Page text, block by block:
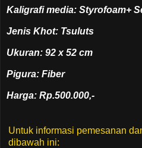
Kaligrafi media: Styrofoam+
Jenis Khot: Tsuluts
Ukuran: 92 x 52 cm
Pigura: Fiber
Harga: Rp.500.000,-
Untuk informasi pemesanan
dibawah ini: